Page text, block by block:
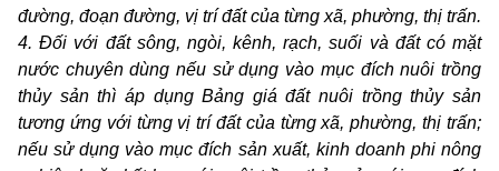
đường, đoạn đường, vị trí đất của từng xã, phường, thị trấn.
4. Đối với đất sông, ngòi, kênh, rạch, suối và đất có mặt
nước chuyên dùng nếu sử dụng vào mục đích nuôi trồng
thủy sản thì áp dụng Bảng giá đất nuôi trồng thủy sản
tương ứng với từng vị trí đất của từng xã, phường, thị trấn;
nếu sử dụng vào mục đích sản xuất, kinh doanh phi nông